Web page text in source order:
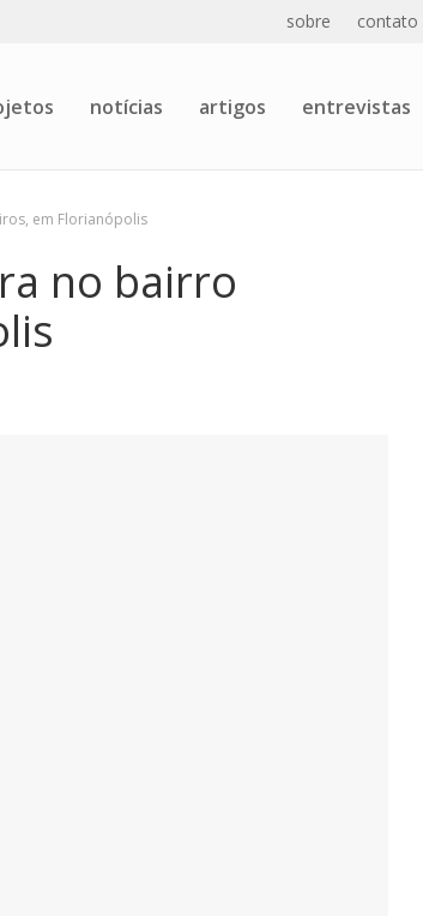
sobre contato
notícias artigos entrevistas
em Florianópolis
no bairro